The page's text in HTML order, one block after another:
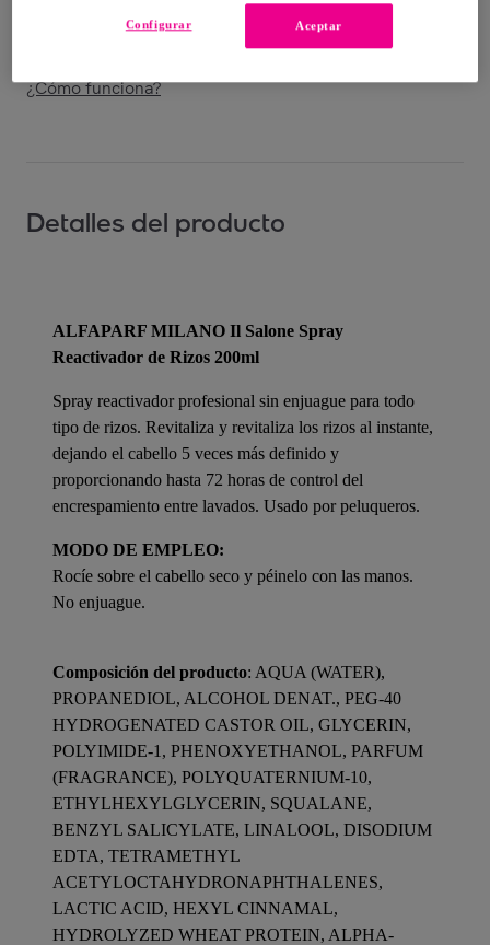
Entrega: Entre el12/08
¿Cómo funciona?
Detalles del producto
ALFAPARF MILANO Il Salone Spray
Reactivador de Rizos 200ml
Spray reactivador profesional sin enjuague para todo
tipo de rizos. Revitaliza y revitaliza los rizos al instante,
dejando el cabello 5 veces más definido y
proporcionando hasta 72 horas de control del
encrespamiento entre lavados. Usado por peluqueros.
MODO DE EMPLEO:
Rocíe sobre el cabello seco y péinelo con las manos.
No enjuague.
Composición del producto: AQUA (WATER),
PROPANEDIOL, ALCOHOL DENAT., PEG-40
HYDROGENATED CASTOR OIL, GLYCERIN,
POLYIMIDE-1, PHENOXYETHANOL, PARFUM
(FRAGRANCE), POLYQUATERNIUM-10,
ETHYLHEXYLGLYCERIN, SQUALANE,
BENZYL SALICYLATE, LINALOOL, DISODIUM
EDTA, TETRAMETHYL
ACETYLOCTAHYDRONAPHTHALENES,
LACTIC ACID, HEXYL CINNAMAL,
HYDROLYZED WHEAT PROTEIN, ALPHA-
Aceptar
Configurar